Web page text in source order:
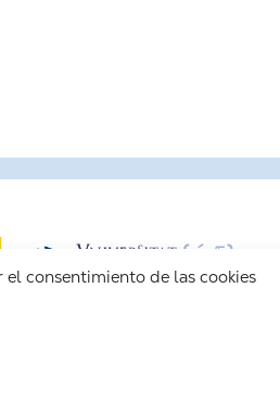
el consentimiento de las cookies